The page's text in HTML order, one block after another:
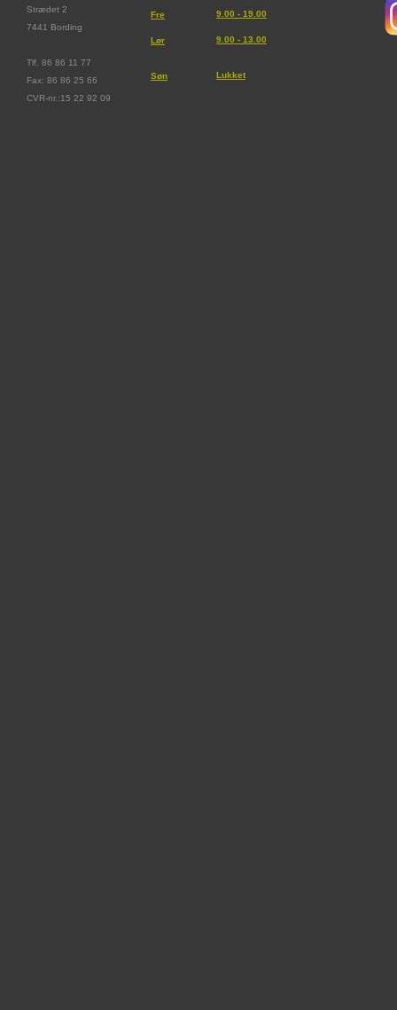
Strædet 2
7441 Bording
Tlf. 86 86 11 77
Fax: 86 86 25 66
CVR-nr.:15 22 92 09
Fre
Lør
Søn
9.00 - 19.00
9.00 - 13.00
Lukket